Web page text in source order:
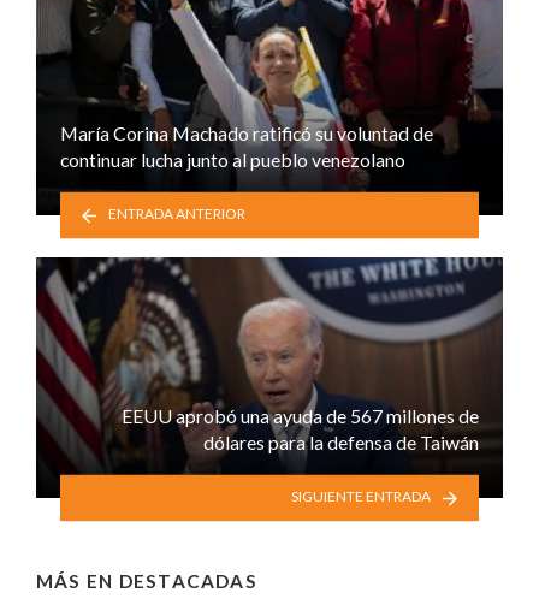
María Corina Machado ratificó su voluntad de
continuar lucha junto al pueblo venezolano
ENTRADA ANTERIOR
EEUU aprobó una ayuda de 567 millones de
dólares para la defensa de Taiwán
SIGUIENTE ENTRADA
MÁS EN DESTACADAS